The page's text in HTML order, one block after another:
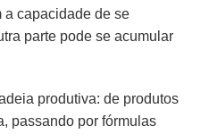
a capacidade de se
parte pode se acumular
produtiva: de produtos
passando por fórmulas